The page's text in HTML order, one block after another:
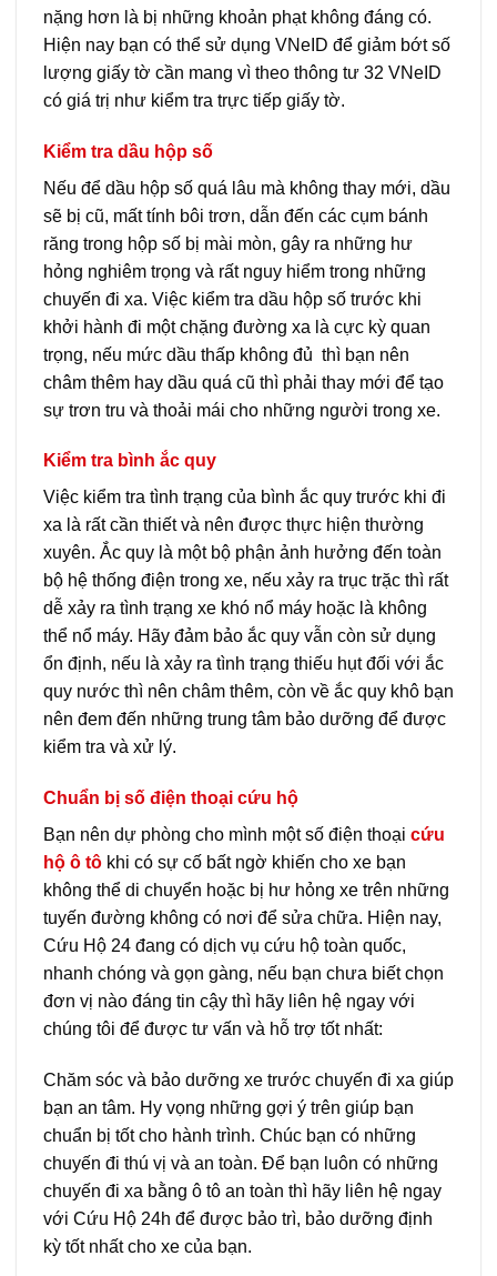
nặng hơn là bị những khoản phạt không đáng có.
Hiện nay bạn có thể sử dụng VNeID để giảm bớt số
lượng giấy tờ cần mang vì theo thông tư 32 VNeID
có giá trị như kiểm tra trực tiếp giấy tờ.
Kiểm tra dầu hộp số
Nếu để dầu hộp số quá lâu mà không thay mới, dầu
sẽ bị cũ, mất tính bôi trơn, dẫn đến các cụm bánh
răng trong hộp số bị mài mòn, gây ra những hư
hỏng nghiêm trọng và rất nguy hiểm trong những
chuyến đi xa. Việc kiểm tra dầu hộp số trước khi
khởi hành đi một chặng đường xa là cực kỳ quan
trọng, nếu mức dầu thấp không đủ thì bạn nên
châm thêm hay dầu quá cũ thì phải thay mới để tạo
sự trơn tru và thoải mái cho những người trong xe.
Kiểm tra bình ắc quy
Việc kiểm tra tình trạng của bình ắc quy trước khi đi
xa là rất cần thiết và nên được thực hiện thường
xuyên. Ắc quy là một bộ phận ảnh hưởng đến toàn
bộ hệ thống điện trong xe, nếu xảy ra trục trặc thì rất
dễ xảy ra tình trạng xe khó nổ máy hoặc là không
thể nổ máy. Hãy đảm bảo ắc quy vẫn còn sử dụng
ổn định, nếu là xảy ra tình trạng thiếu hụt đối với ắc
quy nước thì nên châm thêm, còn về ắc quy khô bạn
nên đem đến những trung tâm bảo dưỡng để được
kiểm tra và xử lý.
Chuẩn bị số điện thoại cứu hộ
Bạn nên dự phòng cho mình một số điện thoại cứu
hộ ô tô khi có sự cố bất ngờ khiến cho xe bạn
không thể di chuyển hoặc bị hư hỏng xe trên những
tuyến đường không có nơi để sửa chữa. Hiện nay,
Cứu Hộ 24 đang có dịch vụ cứu hộ toàn quốc,
nhanh chóng và gọn gàng, nếu bạn chưa biết chọn
đơn vị nào đáng tin cậy thì hãy liên hệ ngay với
chúng tôi để được tư vấn và hỗ trợ tốt nhất:
Chăm sóc và bảo dưỡng xe trước chuyến đi xa giúp
bạn an tâm. Hy vọng những gợi ý trên giúp bạn
chuẩn bị tốt cho hành trình. Chúc bạn có những
chuyến đi thú vị và an toàn. Để bạn luôn có những
chuyến đi xa bằng ô tô an toàn thì hãy liên hệ ngay
với Cứu Hộ 24h để được bảo trì, bảo dưỡng định
kỳ tốt nhất cho xe của bạn.